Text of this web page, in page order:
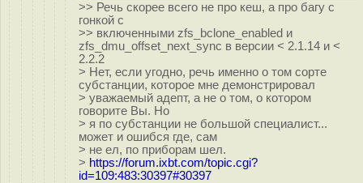
>> Речь скорее всего не про кеш, а про багу с
гонкой с
>> включенными zfs_bclone_enabled и
zfs_dmu_offset_next_sync в версии < 2.1.14 и <
2.2.2
> Нет, если угодно, речь именно о том сорте
субстанции, которое мне демонстрировал
> уважаемый адепт, а не о том, о котором
говорите Вы. Но
> я по субстанции не большой специалист...
может и ошибся где, сам
> не ел, по приборам шел.
> https://forum.ixbt.com/topic.cgi?
id=109:483:30397#30397